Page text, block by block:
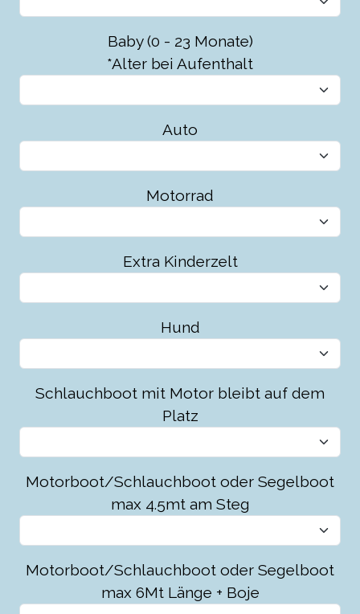
Baby (0 - 23 Monate)
*Alter bei Aufenthalt
Auto
Motorrad
Extra Kinderzelt
Hund
Schlauchboot mit Motor bleibt auf dem
Platz
Motorboot/Schlauchboot oder Segelboot
max 4.5mt am Steg
Motorboot/Schlauchboot oder Segelboot
max 6Mt Länge + Boje